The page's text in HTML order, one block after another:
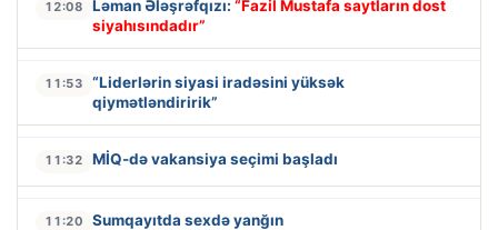
12:08 Ləman Ələşrəfqızı: “Fazil Mustafa saytların dost
siyahısındadır”
11:53
“Liderlərin siyasi iradəsini yüksək
qiymətləndiririk”
11:32 MİQ-də vakansiya seçimi başladı
11:20 Sumqayıtda sexdə yanğın